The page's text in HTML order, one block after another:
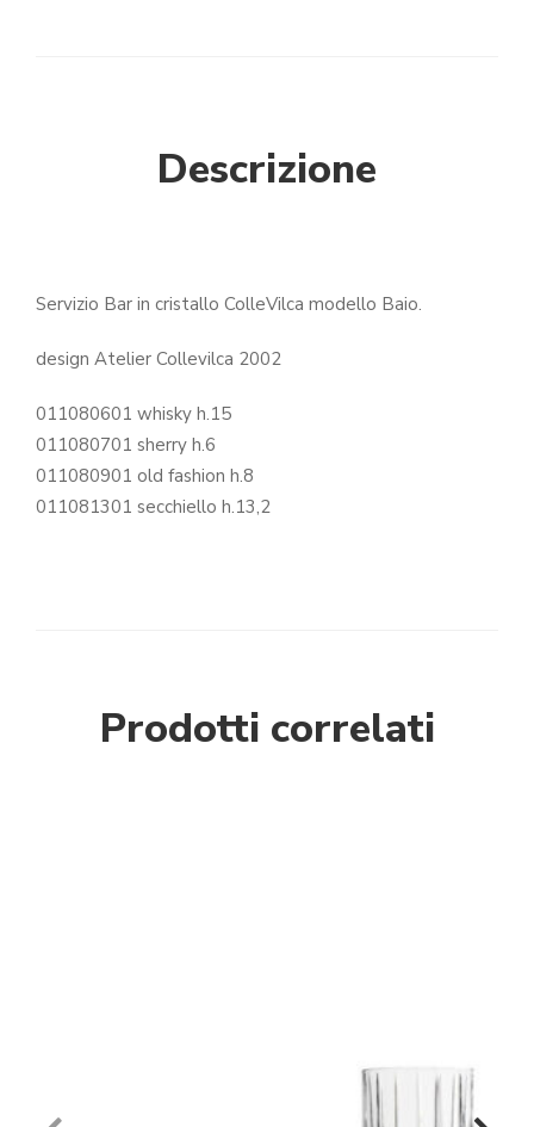
Descrizione
Servizio Bar in cristallo ColleVilca modello Baio.
design Atelier Collevilca 2002
011080601 whisky h.15
011080701 sherry h.6
011080901 old fashion h.8
011081301 secchiello h.13,2
Prodotti correlati